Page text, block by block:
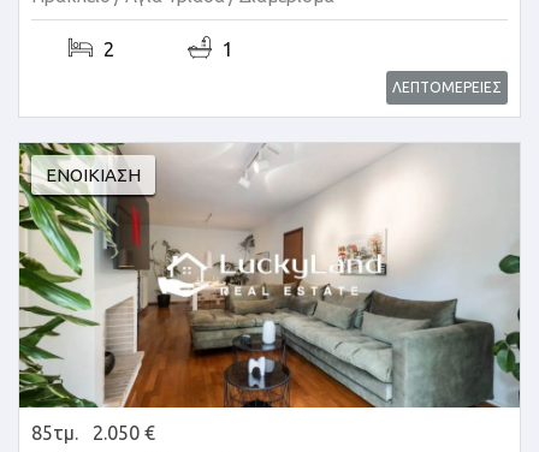
2 1
ΛΕΠΤΟΜΕΡΕΙΕΣ
ΕΝΟΙΚΊΑΣΗ
85τμ. 2.050 €